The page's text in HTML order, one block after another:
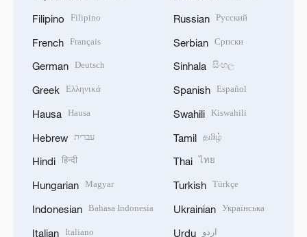
Filipino Filipino
French Français
German Deutsch
Greek Ελληνικά
Hausa Hausa
Hebrew עברית
Hindi हिन्दी
Hungarian Magyar
Indonesian Bahasa Indonesia
Italian Italiano
Russian Русский
Serbian Српски
Sinhala සිංහල
Spanish Español
Swahili Kiswahili
Tamil தமிழ்
Thai ไทย
Turkish Türkçe
Ukrainian Українська
Urdu اردو